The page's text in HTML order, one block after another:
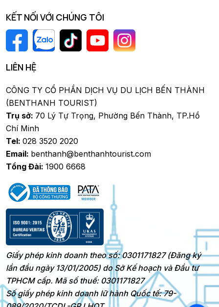
KẾT NỐI VỚI CHÚNG TÔI
LIÊN HỆ
CÔNG TY CỔ PHẦN DỊCH VỤ DU LỊCH BẾN THÀNH
(BENTHANH TOURIST)
Trụ sở: 70 Lý Tự Trọng, Phường Bến Thành, TP.Hồ
Chí Minh
Tel: 028 3520 2020
Email: benthanh@benthanhtourist.com
Tổng Đài: 1900 6668
Giấy phép kinh doanh theo số: 0301171827 (Đăng ký
lần đầu ngày 13/01/2005) do Sở Kế hoạch và Đầu tư
TPHCM cấp. Mã số thuế: 0301171827
Số giấy phép kinh doanh lữ hành Quốc tế: 79-